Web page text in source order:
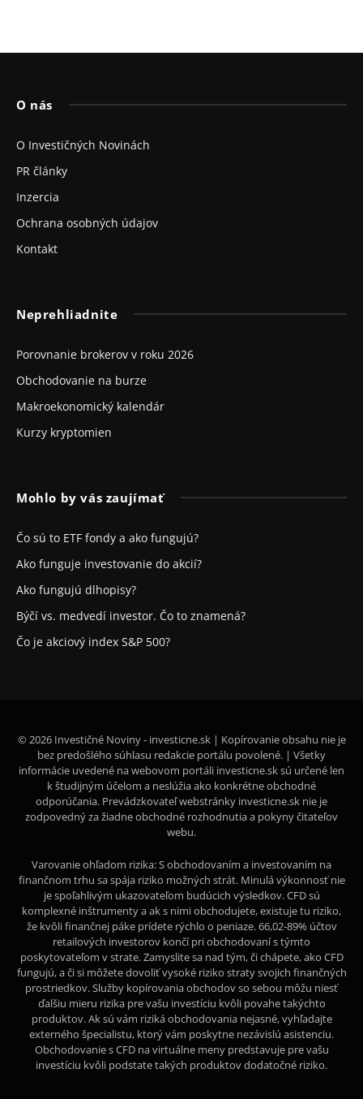
O nás
O Investičných Novinách
PR články
Inzercia
Ochrana osobných údajov
Kontakt
Neprehliadnite
Porovnanie brokerov v roku 2026
Obchodovanie na burze
Makroekonomický kalendár
Kurzy kryptomien
Mohlo by vás zaujímať
Čo sú to ETF fondy a ako fungujú?
Ako funguje investovanie do akcií?
Ako fungujú dlhopisy?
Býčí vs. medvedí investor. Čo to znamená?
Čo je akciový index S&P 500?
© 2026 Investičné Noviny - investicne.sk | Kopírovanie obsahu nie je
bez predošlého súhlasu redakcie portálu povolené. | Všetky
informácie uvedené na webovom portáli investicne.sk sú určené len
k študijným účelom a neslúžia ako konkrétne obchodné
odporúčania. Prevádzkovateľ webstránky investicne.sk nie je
zodpovedný za žiadne obchodné rozhodnutia a pokyny čitateľov
webu.
Varovanie ohľadom rizika: S obchodovaním a investovaním na
finančnom trhu sa spája riziko možných strát. Minulá výkonnosť nie
je spoľahlivým ukazovateľom budúcich výsledkov. CFD sú
komplexné inštrumenty a ak s nimi obchodujete, existuje tu riziko,
že kvôli finančnej páke prídete rýchlo o peniaze. 66,02-89% účtov
retailových investorov končí pri obchodovaní s týmto
poskytovateľom v strate. Zamyslite sa nad tým, či chápete, ako CFD
fungujú, a či si môžete dovoliť vysoké riziko straty svojich finančných
prostriedkov. Služby kopírovania obchodov so sebou môžu niesť
ďalšiu mieru rizika pre vašu investíciu kvôli povahe takýchto
produktov. Ak sú vám riziká obchodovania nejasné, vyhľadajte
externého špecialistu, ktorý vám poskytne nezávislú asistenciu.
Obchodovanie s CFD na virtuálne meny predstavuje pre vašu
investíciu kvôli podstate takých produktov dodatočné riziko.